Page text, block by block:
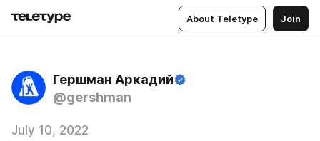
About Teletype Join
Гершман Аркадий
@gershman
July 10, 2022